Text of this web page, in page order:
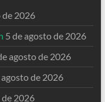
de 2026
5 de agosto de 2026
agosto de 2026
de 2026
de 2026